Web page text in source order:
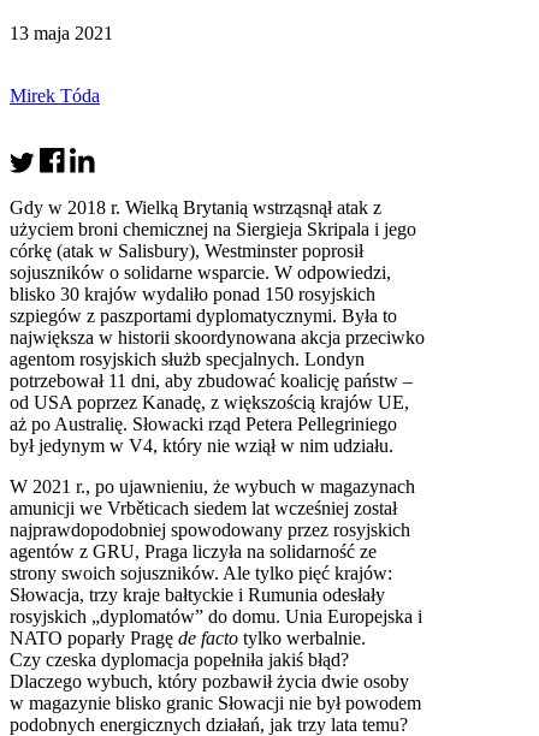
13 maja 2021
Mirek Tóda
Gdy w 2018 r. Wielką Brytanią wstrząsnął atak z
użyciem broni chemicznej na Siergieja Skripala i jego
córkę (atak w Salisbury), Westminster poprosił
sojuszników o solidarne wsparcie. W odpowiedzi,
blisko 30 krajów wydaliło ponad 150 rosyjskich
szpiegów z paszportami dyplomatycznymi. Była to
największa w historii skoordynowana akcja przeciwko
agentom rosyjskich służb specjalnych. Londyn
potrzebował 11 dni, aby zbudować koalicję państw –
od USA poprzez Kanadę, z większością krajów UE,
aż po Australię. Słowacki rząd Petera Pellegriniego
był jedynym w V4, który nie wziął w nim udziału.
W 2021 r., po ujawnieniu, że wybuch w magazynach
amunicji we Vrběticach siedem lat wcześniej został
najprawdopodobniej spowodowany przez rosyjskich
agentów z GRU, Praga liczyła na solidarność ze
strony swoich sojuszników. Ale tylko pięć krajów:
Słowacja, trzy kraje bałtyckie i Rumunia odesłały
rosyjskich „dyplomatów” do domu. Unia Europejska i
NATO poparły Pragę de facto tylko werbalnie.
Czy czeska dyplomacja popełniła jakiś błąd?
Dlaczego wybuch, który pozbawił życia dwie osoby
w magazynie blisko granic Słowacji nie był powodem
podobnych energicznych działań, jak trzy lata temu?